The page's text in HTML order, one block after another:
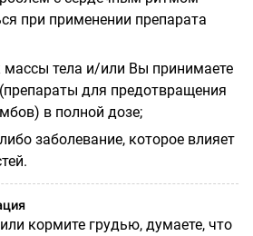
при применении препарата
массы тела и/или Вы принимаете
для предотвращения
в полной дозе;
заболевание, которое влияет
кормите грудью, думаете, что